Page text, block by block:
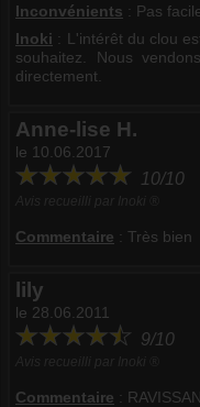
Inconvénients : Pas
Inoki : L'intérêt du clou
souhaitez. Nous
directement.
Anne-lise H.
le 10.06.2017
10/10
Commentaire : Très bien
lily
le 28.06.2011
9/10
Commentaire :